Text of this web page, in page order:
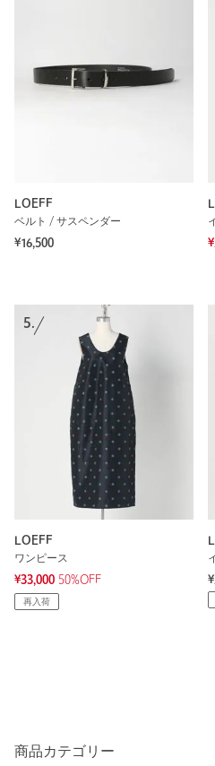
LOEFF
ベルト / サスペンダー
¥16,500
5.
LOEFF
ワンピース
¥33,000 50%OFF
再入荷
商品カテゴリー